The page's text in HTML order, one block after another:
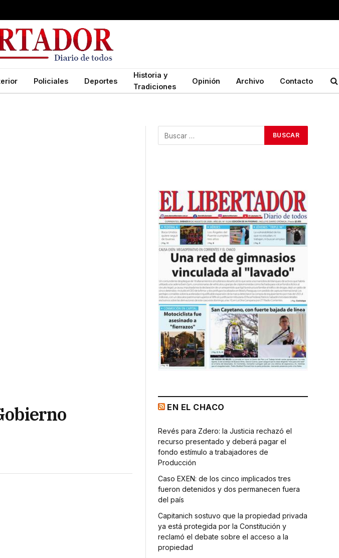
Policiales Deportes
Historia y
Tradiciones
Opinión Archivo Contacto
EN EL CHACO
Revés para Zdero: la Justicia rechazó el
recurso presentado y deberá pagar el
fondo estímulo a trabajadores de
Producción
Caso EXEN: de los cinco implicados tres
fueron detenidos y dos permanecen fuera
del país
Capitanich sostuvo que la propiedad privada
ya está protegida por la Constitución y
reclamó el debate sobre el acceso a la
propiedad